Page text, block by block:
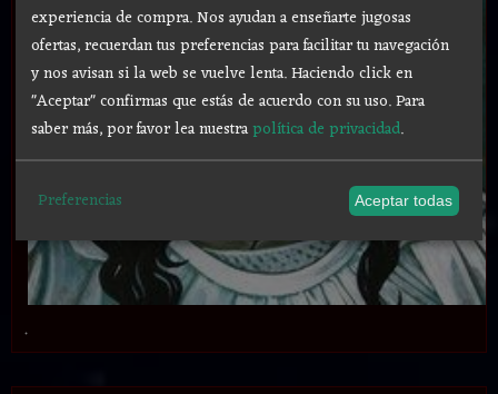
.
experiencia de compra. Nos ayudan a enseñarte jugosas
ofertas, recuerdan tus preferencias para facilitar tu navegación
y nos avisan si la web se vuelve lenta. Haciendo click en
"Aceptar" confirmas que estás de acuerdo con su uso.Para
saber más, por favor lea nuestrapolítica de privacidad.
Preferencias Aceptar todas